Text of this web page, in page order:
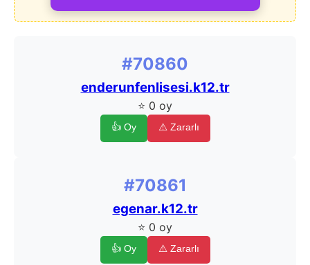
#70860
enderunfenlisesi.k12.tr
⭐ 0 oy
👍 Oy ⚠️ Zararlı
#70861
egenar.k12.tr
⭐ 0 oy
👍 Oy ⚠️ Zararlı